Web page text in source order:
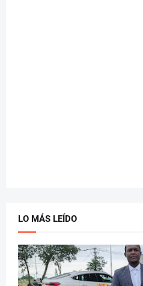
LO MÁS LEÍDO